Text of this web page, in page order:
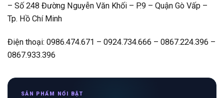
– Số 248 Đường Nguyễn Văn Khối – P.9 – Quận Gò Vấp –
Tp. Hồ Chí Minh
Điện thoại: 0986.474.671 – 0924.734.666 – 0867.224.396 –
0867.933.396
SẢN PHẨM NỔI BẬT